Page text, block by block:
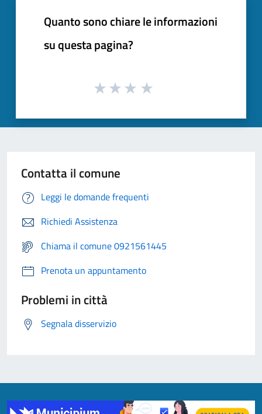
Quanto sono chiare le informazioni
su questa pagina?
Contatta il comune
Leggi le domande frequenti
Richiedi Assistenza
Chiama il comune 0921561445
Prenota un appuntamento
Problemi in città
Segnala disservizio